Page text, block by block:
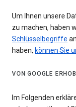
Um Ihnen unsere
zu machen, haben
Schlüsselbegriffe
haben, können Sie
VON GOOGLE
Im Folgenden